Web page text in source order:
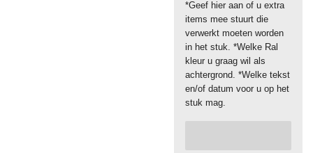
*Geef hier aan of u extra
items mee stuurt die
verwerkt moeten worden
in het stuk. *Welke Ral
kleur u graag wil als
achtergrond. *Welke tekst
en/of datum voor u op het
stuk mag.